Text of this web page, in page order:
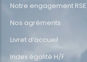
Notre engagement RSE
Nos agréments
Livret d’accueil
Index égalité H/F